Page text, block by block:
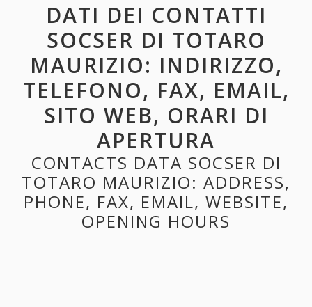
DATI DEI CONTATTI
SOCSER DI TOTARO
MAURIZIO: INDIRIZZO,
TELEFONO, FAX, EMAIL,
SITO WEB, ORARI DI
APERTURA
CONTACTS DATA SOCSER DI
TOTARO MAURIZIO: ADDRESS,
PHONE, FAX, EMAIL, WEBSITE,
OPENING HOURS